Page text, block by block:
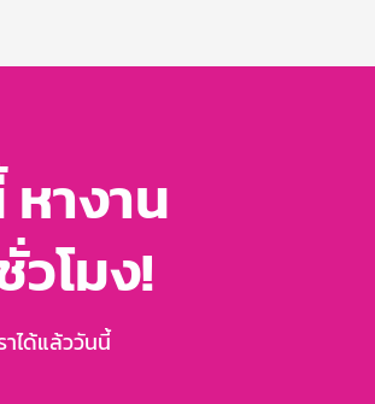
างาน
วโมง!
ได้แล้ววันนี้